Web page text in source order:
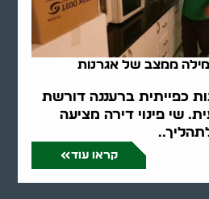
ממצב של אגרנות
כפייתית ברעננה דורשת
שי פינוי דירה מציעה
קראו עוד